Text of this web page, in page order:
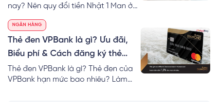
nay? Nên quy đổi tiền Nhật 1 Man ở
nơi đổi 1 Man VND hôm nay giá tốt
nhất!
NGÂN HÀNG
Thẻ đen VPBank là gì? Ưu đãi,
Biểu phí & Cách đăng ký thẻ
Online
Thẻ đen VPBank là gì? Thẻ đen của
VPBank hạn mức bao nhiêu? Làm